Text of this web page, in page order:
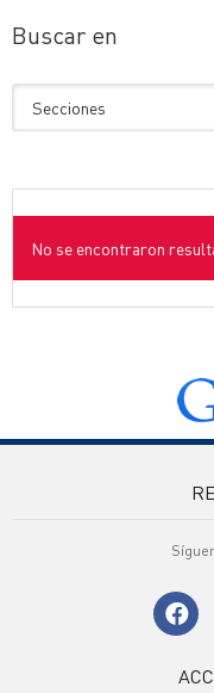
Buscar en
No se encontraron